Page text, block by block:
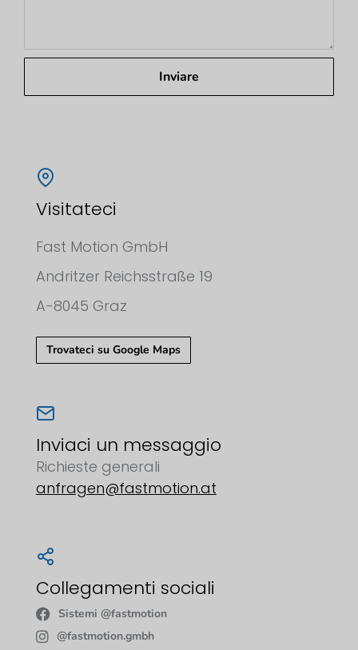
Inviare
Visitateci
Fast Motion GmbH
Andritzer Reichsstraße 19
A-8045 Graz
Trovateci su Google Maps
Inviaci un messaggio
Richieste generali
anfragen@fastmotion.at
Collegamenti sociali
Sistemi @fastmotion
@fastmotion.gmbh